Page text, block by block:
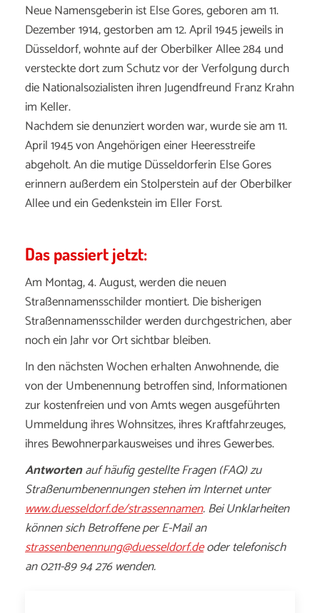
Neue Namensgeberin ist Else Gores, geboren am 11.
Dezember 1914, gestorben am 12. April 1945 jeweils in
Düsseldorf, wohnte auf der Oberbilker Allee 284 und
versteckte dort zum Schutz vor der Verfolgung durch
die Nationalsozialisten ihren Jugendfreund Franz Krahn
im Keller.
Nachdem sie denunziert worden war, wurde sie am 11.
April 1945 von Angehörigen einer Heeresstreife
abgeholt. An die mutige Düsseldorferin Else Gores
erinnern außerdem ein Stolperstein auf der Oberbilker
Allee und ein Gedenkstein im Eller Forst.
Das passiert jetzt:
Am Montag, 4. August, werden die neuen
Straßennamensschilder montiert. Die bisherigen
Straßennamensschilder werden durchgestrichen, aber
noch ein Jahr vor Ort sichtbar bleiben.
In den nächsten Wochen erhalten Anwohnende, die
von der Umbenennung betroffen sind, Informationen
zur kostenfreien und von Amts wegen ausgeführten
Ummeldung ihres Wohnsitzes, ihres Kraftfahrzeuges,
ihres Bewohnerparkausweises und ihres Gewerbes.
Antwortenauf häufig gestellte Fragen (FAQ) zu
Straßenumbenennungen stehen im Internet unter
www.duesseldorf.de/strassennamen. Bei Unklarheiten
können sich Betroffene per E-Mail an
strassenbenennung@duesseldorf.deoder telefonisch
an 0211-89 94 276 wenden.